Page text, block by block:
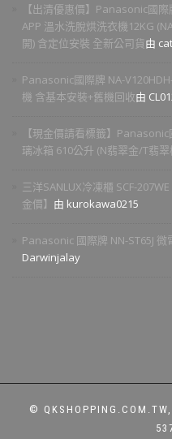
【出清優惠價】Panasonic國
APP 溫水洗脫烘洗衣機12KG
開) 含定位安裝 全新公司貨由
Panasonic國際牌 NA-
機 含基本安裝+舊機回收由
【現金價請看標籤】
璃冰箱 610公升 (N翡翠金/T翡
三洋SANLUX冷凍櫃 SCF-
金價】 由 kurokawa0215
Panasonic 國際牌 NN-ST65J
Darwinjalay
©